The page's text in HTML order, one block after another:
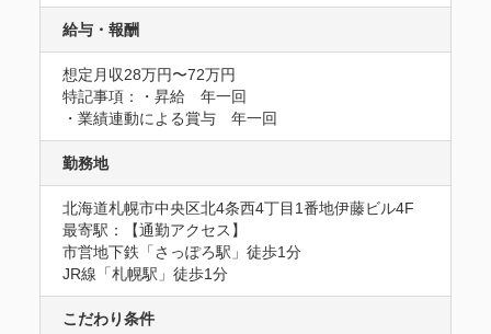
給与・報酬
想定月収28万円〜72万円
特記事項：・昇給　年一回
・業績連動による賞与　年一回
勤務地
北海道札幌市中央区北4条西4丁目1番地伊藤ビル4F
最寄駅：【通勤アクセス】
市営地下鉄「さっぽろ駅」徒歩1分
JR線「札幌駅」徒歩1分
こだわり条件